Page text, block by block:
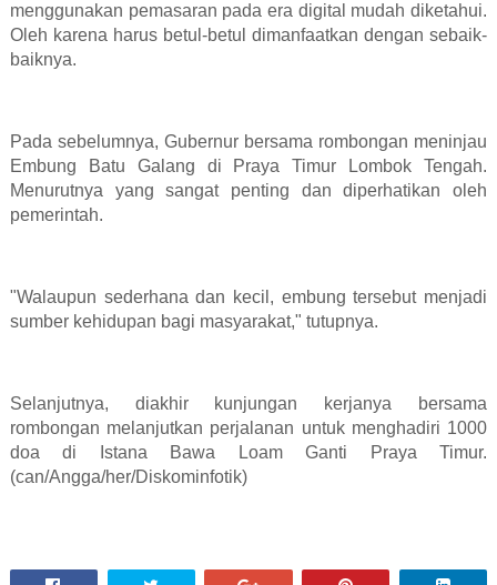
menggunakan pemasaran pada era digital mudah diketahui.
Oleh karena harus betul-betul dimanfaatkan dengan sebaik-
baiknya.
Pada sebelumnya, Gubernur bersama rombongan meninjau
Embung Batu Galang di Praya Timur Lombok Tengah.
Menurutnya yang sangat penting dan diperhatikan oleh
pemerintah.
"Walaupun sederhana dan kecil, embung tersebut menjadi
sumber kehidupan bagi masyarakat," tutupnya.
Selanjutnya, diakhir kunjungan kerjanya bersama
rombongan melanjutkan perjalanan untuk menghadiri 1000
doa di Istana Bawa Loam Ganti Praya Timur.
(can/Angga/her/Diskominfotik)